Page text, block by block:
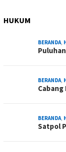
HUKUM
BERANDA,
BERANDA,
BERANDA,
Satpol